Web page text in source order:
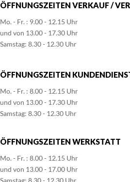
ÖFFNUNGSZEITEN VERKAUF /
Mo. - Fr. : 9.00 - 12.15 Uhr
und von 13.00 - 17.30 Uhr
Samstag: 8.30 - 12.30 Uhr
ÖFFNUNGSZEITEN
Mo. - Fr. : 8.00 - 12.15 Uhr
und von 13.00 - 17.30 Uhr
Samstag: 8.30 - 12.30 Uhr
ÖFFNUNGSZEITEN WERKSTATT
Mo. - Fr. : 8.00 - 12.15 Uhr
und von 13.00 - 17.00 Uhr